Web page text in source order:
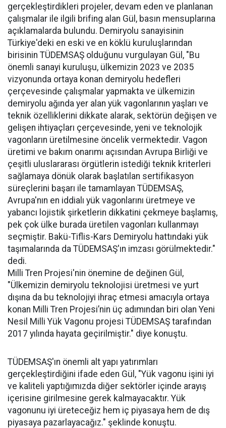
gerçekleştirdikleri projeler, devam eden ve planlanan
çalışmalar ile ilgili brifing alan Gül, basın mensuplarına
açıklamalarda bulundu. Demiryolu sanayisinin
Türkiye'deki en eski ve en köklü kuruluşlarından
birisinin TÜDEMSAŞ olduğunu vurgulayan Gül, "Bu
önemli sanayi kuruluşu, ülkemizin 2023 ve 2035
vizyonunda ortaya konan demiryolu hedefleri
çerçevesinde çalışmalar yapmakta ve ülkemizin
demiryolu ağında yer alan yük vagonlarının yaşları ve
teknik özelliklerini dikkate alarak, sektörün değişen ve
gelişen ihtiyaçları çerçevesinde, yeni ve teknolojik
vagonların üretilmesine öncelik vermektedir. Vagon
üretimi ve bakım onarımı açısından Avrupa Birliği ve
çeşitli uluslararası örgütlerin istediği teknik kriterleri
sağlamaya dönük olarak başlatılan sertifikasyon
süreçlerini başarı ile tamamlayan TÜDEMSAŞ,
Avrupa'nın en iddialı yük vagonlarını üretmeye ve
yabancı lojistik şirketlerin dikkatini çekmeye başlamış,
pek çok ülke burada üretilen vagonları kullanmayı
seçmiştir. Bakü-Tiflis-Kars Demiryolu hattındaki yük
taşımalarında da TÜDEMSAŞ'ın imzası görülmektedir."
dedi.
Milli Tren Projesi'nin önemine de değinen Gül,
"Ülkemizin demiryolu teknolojisi üretmesi ve yurt
dışına da bu teknolojiyi ihraç etmesi amacıyla ortaya
konan Milli Tren Projesi’nin üç adımından biri olan Yeni
Nesil Milli Yük Vagonu projesi TÜDEMSAŞ tarafından
2017 yılında hayata geçirilmiştir." diye konuştu.
TÜDEMSAŞ'ın önemli alt yapı yatırımları
gerçekleştirdiğini ifade eden Gül, "Yük vagonu işini iyi
ve kaliteli yaptığımızda diğer sektörler içinde arayış
içerisine girilmesine gerek kalmayacaktır. Yük
vagonunu iyi üreteceğiz hem iç piyasaya hem de dış
piyasaya pazarlayacağız." şeklinde konuştu.